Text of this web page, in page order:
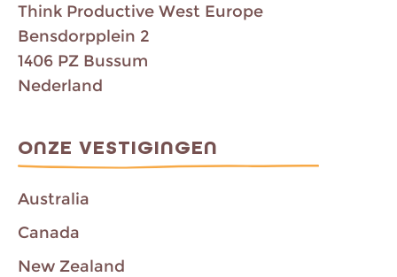
Think Productive West Europe
Bensdorpplein 2
1406 PZ Bussum
Nederland
ONZE VESTIGINGEN
Australia
Canada
New Zealand